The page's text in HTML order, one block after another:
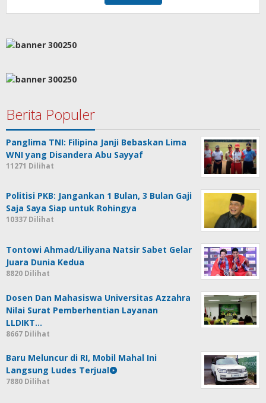
Berita Populer
Panglima TNI: Filipina Janji Bebaskan Lima
WNI yang Disandera Abu Sayyaf
11271 Dilihat
Politisi PKB: Jangankan 1 Bulan, 3 Bulan Gaji
Saja Saya Siap untuk Rohingya
10337 Dilihat
Tontowi Ahmad/Liliyana Natsir Sabet Gelar
Juara Dunia Kedua
8820 Dilihat
Dosen Dan Mahasiswa Universitas Azzahra
Nilai Surat Pemberhentian Layanan
LLDIKT…
8667 Dilihat
Baru Meluncur di RI, Mobil Mahal Ini
Langsung Ludes Terjual
7880 Dilihat